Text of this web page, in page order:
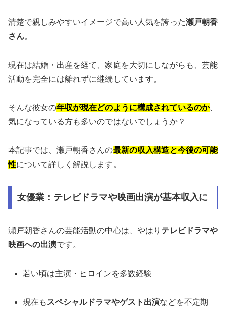
清楚で親しみやすいイメージで高い人気を誇った瀬戸朝香
さん。
現在は結婚・出産を経て、家庭を大切にしながらも、芸能
活動を完全には離れずに継続しています。
そんな彼女の年収が現在どのように構成されているのか、
気になっている方も多いのではないでしょうか？
本記事では、瀬戸朝香さんの最新の収入構造と今後の可能
性について詳しく解説します。
女優業：テレビドラマや映画出演が基本収入に
瀬戸朝香さんの芸能活動の中心は、やはり テレビドラマや
映画への出演です。
若い頃は主演・ヒロインを多数経験
現在も スペシャルドラマやゲスト出演などを不定期